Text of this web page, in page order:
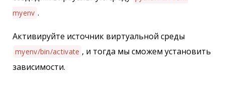
myenv .
Активируйте источник виртуальной среды
myenv/bin/activate , и тогда мы сможем установить
зависимости.